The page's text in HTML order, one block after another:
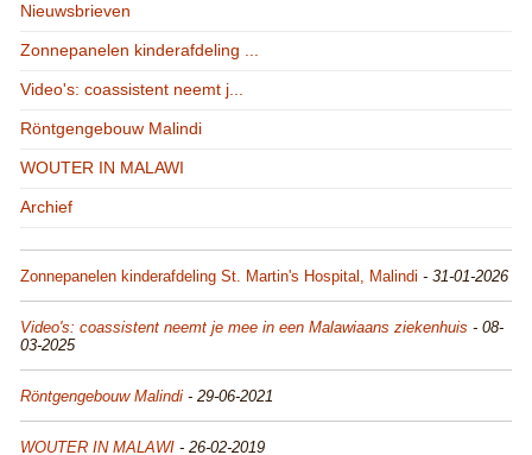
Nieuwsbrieven
Zonnepanelen kinderafdeling ...
Video's: coassistent neemt j...
Röntgengebouw Malindi
WOUTER IN MALAWI
Archief
Zonnepanelen kinderafdeling St. Martin's Hospital, Malindi - 31-01-2026
Video's: coassistent neemt je mee in een Malawiaans ziekenhuis - 08-
03-2025
Röntgengebouw Malindi - 29-06-2021
WOUTER IN MALAWI - 26-02-2019